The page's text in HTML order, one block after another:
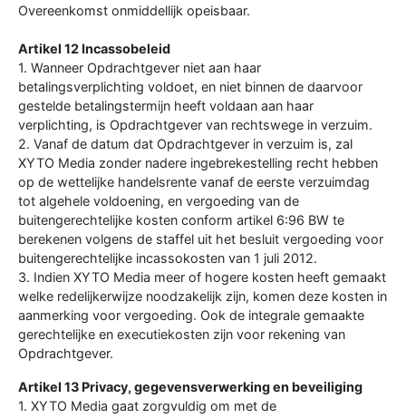
Overeenkomst onmiddellijk opeisbaar.
Artikel 12 Incassobeleid
1. Wanneer Opdrachtgever niet aan haar
betalingsverplichting voldoet, en niet binnen de daarvoor
gestelde betalingstermijn heeft voldaan aan haar
verplichting, is Opdrachtgever van rechtswege in verzuim.
2. Vanaf de datum dat Opdrachtgever in verzuim is, zal
XYTO Media zonder nadere ingebrekestelling recht hebben
op de wettelijke handelsrente vanaf de eerste verzuimdag
tot algehele voldoening, en vergoeding van de
buitengerechtelijke kosten conform artikel 6:96 BW te
berekenen volgens de staffel uit het besluit vergoeding voor
buitengerechtelijke incassokosten van 1 juli 2012.
3. Indien XYTO Media meer of hogere kosten heeft gemaakt
welke redelijkerwijze noodzakelijk zijn, komen deze kosten in
aanmerking voor vergoeding. Ook de integrale gemaakte
gerechtelijke en executiekosten zijn voor rekening van
Opdrachtgever.
Artikel 13 Privacy, gegevensverwerking en beveiliging
1. XYTO Media gaat zorgvuldig om met de